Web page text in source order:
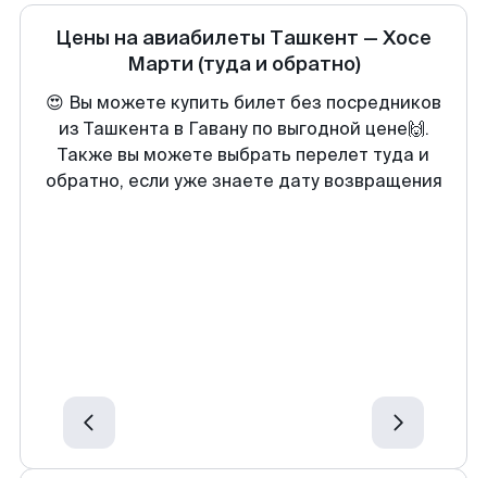
Цены на авиабилеты Ташкент — Хосе
Марти (туда и обратно)
😍 Вы можете купить билет без посредников
из Ташкента в Гавану по выгодной цене🙌.
Также вы можете выбрать перелет туда и
обратно, если уже знаете дату возвращения